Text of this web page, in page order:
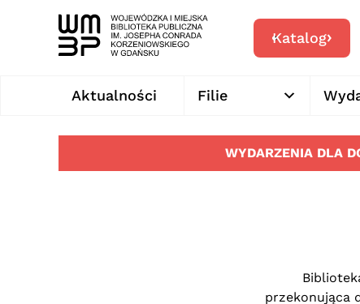
Katalog
Aktualności Filie
WYDARZENIA DLA
przekonująca